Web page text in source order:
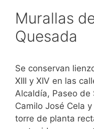
Murallas
Quesada
Se conservan
XIII y XIV en las
Alcaldía, Paseo de
Camilo José Cela
torre de planta